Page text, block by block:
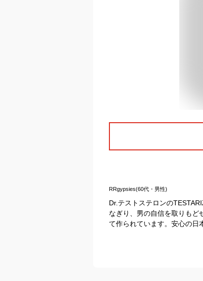
RRgypsies(60代・男性)
Dr.テストステロンの
なぎり、男の自信を取りもど
て作られています。安心の日